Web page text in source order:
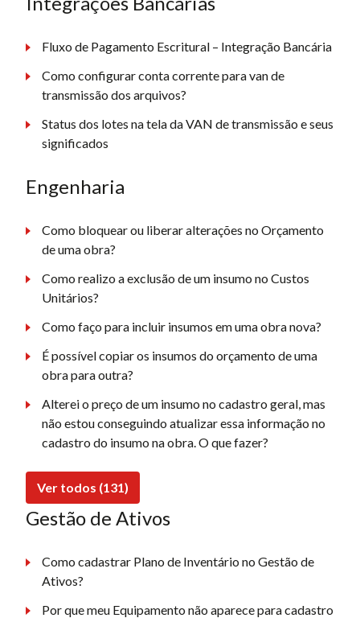
Fluxo de Pagamento Escritural – Integração Bancária
Como configurar conta corrente para van de
transmissão dos arquivos?
Status dos lotes na tela da VAN de transmissão e seus
significados
Engenharia
Como bloquear ou liberar alterações no Orçamento
de uma obra?
Como realizo a exclusão de um insumo no Custos
Unitários?
Como faço para incluir insumos em uma obra nova?
É possível copiar os insumos do orçamento de uma
obra para outra?
Alterei o preço de um insumo no cadastro geral, mas
não estou conseguindo atualizar essa informação no
cadastro do insumo na obra. O que fazer?
Ver todos (131)
Gestão de Ativos
Como cadastrar Plano de Inventário no Gestão de
Ativos?
Por que meu Equipamento não aparece para cadastro